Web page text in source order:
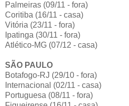
Palmeiras (09/11 - fora)
Coritiba (16/11 - casa)
Vitória (23/11 - fora)
Ipatinga (30/11 - fora)
Atlético-MG (07/12 - casa)
SÃO PAULO
Botafogo-RJ (29/10 - fora)
Internacional (02/11 - casa)
Portuguesa (08/11 - fora)